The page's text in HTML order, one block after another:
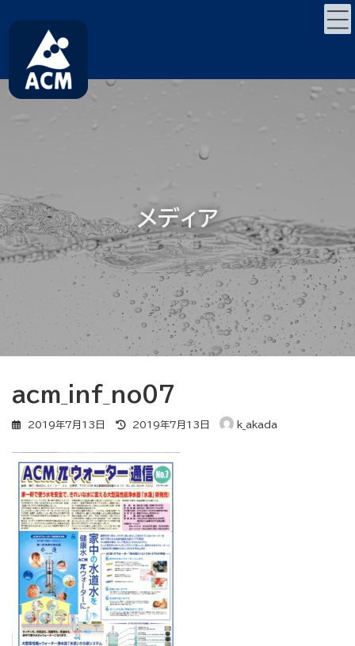
キ
ゲ
に
移
メディア
acm_inf_no07
2019年7月13日
終
時
:
2019年7月13日 k_akada